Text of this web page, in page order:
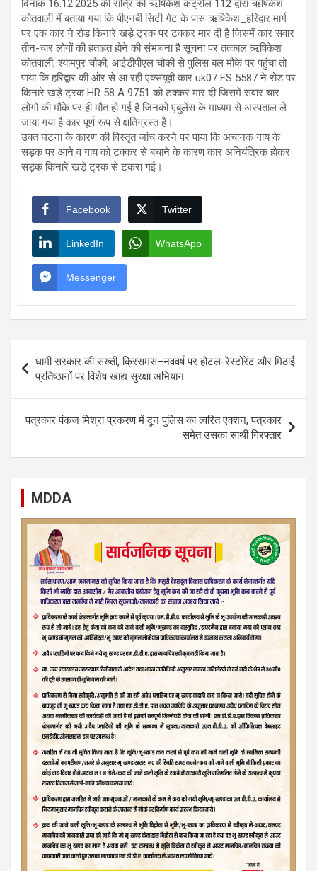
दिनांक 16.12.2025 की रात्रि को ऋषिकेश कंट्रोल 112 द्वारा ऋषिकेश
कोतवाली में बताया गया कि पीएनबी सिटी गेट के पास ऋषिकेश_हरिद्वार मार्ग
पर एक कार ने रोड किनारे खड़े ट्रक पर टक्कर मार दी है जिसमें कार सवार
तीन-चार लोगों की हताहत होने की संभावना है सूचना पर तत्काल ऋषिकेश
कोतवाली, श्यामपुर चौकी, आईडीपीएल चौकी से पुलिस बल मौके पर पहुंचा तो
पाया कि हरिद्वार की ओर से आ रही एक्सयूवी कार uk07 FS 5587 ने रोड पर
किनारे खड़े ट्रक HR 58 A 9751 को टक्कर मार दी जिसमें सवार चार
लोगों की मौके पर ही मौत हो गई है जिनको एंबुलेंस के माध्यम से अस्पताल ले
जाया गया है कार पूर्ण रूप से क्षतिग्रस्त है।
उक्त घटना के कारण की विस्तृत जांच करने पर पाया कि अचानक गाय के
सड़क पर आने व गाय को टक्कर से बचाने के कारण कार अनियंत्रिक होकर
सड़क किनारे खड़े ट्रक से टकरा गई।
Facebook Twitter
LinkedIn WhatsApp
Messenger
navigation
धामी सरकार की सख्ती, क्रिसमस–नववर्ष पर होटल-रेस्टोरेंट और मिठाई
प्रतिष्ठानों पर विशेष खाद्य सुरक्षा अभियान
पत्रकार पंकज मिश्रा प्रकरण में दून पुलिस का त्वरित एक्शन, पत्रकार
समेत उसका साथी गिरफ्तार
MDDA